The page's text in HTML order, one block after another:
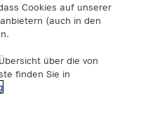
Cookies auf unserer
(auch in den
über die von
finden Sie in